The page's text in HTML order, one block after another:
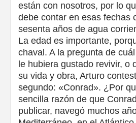
están con nosotros, por lo
debe contar en esas fechas
sesenta años de agua
La edad es importante,
chaval. A la pregunta de
le hubiera gustado revivir, o
su vida y obra, Arturo
segundo: «Conrad». ¿Por
sencilla razón de que
publicar, navegó muchos